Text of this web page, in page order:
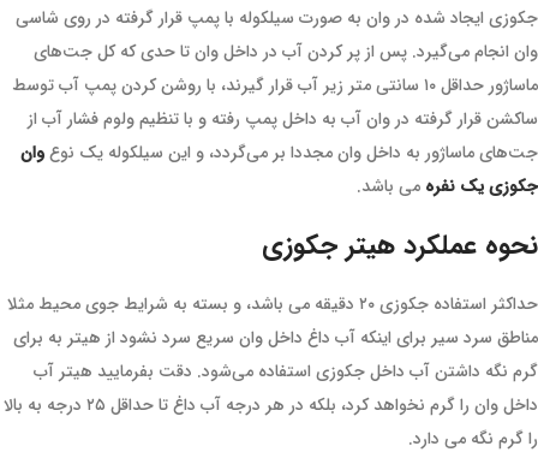
جکوزی ایجاد شده در وان به صورت سیلکوله با پمپ قرار گرفته در روی شاسی
وان انجام می‌گیرد. پس از پر کردن آب در داخل وان تا حدی که کل جت‌های
ماساژور حداقل ۱۰ سانتی متر زیر آب قرار گیرند، با روشن کردن پمپ آب توسط
ساکشن قرار گرفته در وان آب به داخل پمپ رفته و با تنظیم ولوم فشار آب از
جت‌های ماساژور به داخل وان مجددا بر می‌گردد، و این سیلکوله یک نوعوان
جکوزی یک نفره می باشد.
نحوه عملکرد هیتر جکوزی
حداکثر استفاده جکوزی ۲۰ دقیقه می باشد، و بسته به شرایط جوی محیط مثلا
مناطق سرد سیر برای اینکه آب داغ داخل وان سریع سرد نشود از هیتر به برای
گرم نگه داشتن آب داخل جکوزی استفاده می‌شود. دقت بفرمایید هیتر آب
داخل وان را گرم نخواهد کرد، بلکه در هر درجه آب داغ تا حداقل ۲۵ درجه به بالا
را گرم نگه می دارد.